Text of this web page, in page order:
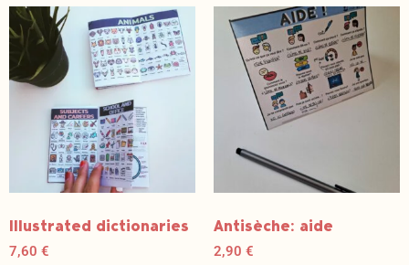
Illustrated dictionaries
7,60 €
Antisèche: aide
2,90 €